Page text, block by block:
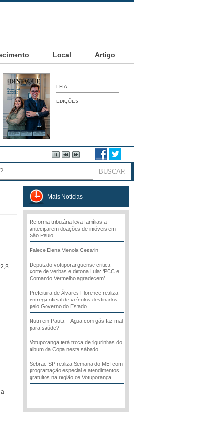
Local Artigo
LEIA
EDIÇÕES
a
Mais Notícias
Reforma tributária leva famílias a
anteciparem doações de imóveis em
São Paulo
Falece Elena Menoia Cesarin
Deputado votuporanguense critica
corte de verbas e detona Lula: ‘PCC e
Comando Vermelho agradecem’
Prefeitura de Álvares Florence realiza
entrega oficial de veículos destinados
pelo Governo do Estado
Nutri em Pauta – Água com gás faz mal
para saúde?
Votuporanga terá troca de figurinhas do
álbum da Copa neste sábado
Sebrae-SP realiza Semana do MEI com
programação especial e atendimentos
gratuitos na região de Votuporanga